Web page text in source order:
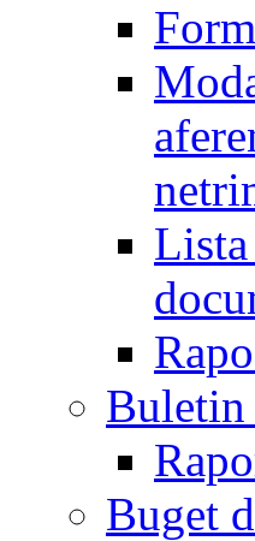
Buletin
Buget